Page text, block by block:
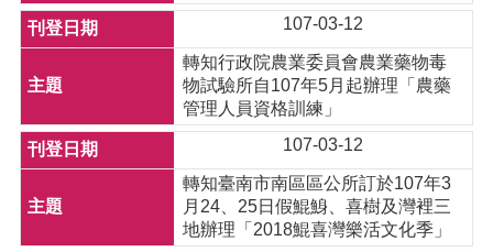
107-03-12
轉知行政院農業委員會農業藥物毒
物試驗所自107年5月起辦理「農藥
管理人員資格訓練」
107-03-12
轉知臺南市南區區公所訂於107年3
月24、25日假鯤鯓、喜樹及灣裡三
地辦理「2018鯤喜灣樂活文化季」